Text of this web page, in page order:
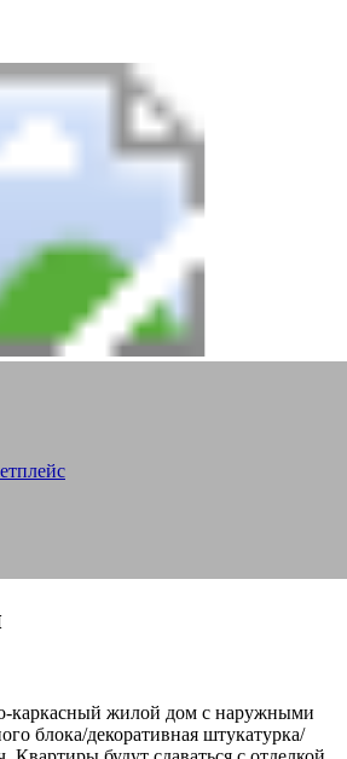
каркасный жилой дом с наружными
блока/декоративная штукатурка/